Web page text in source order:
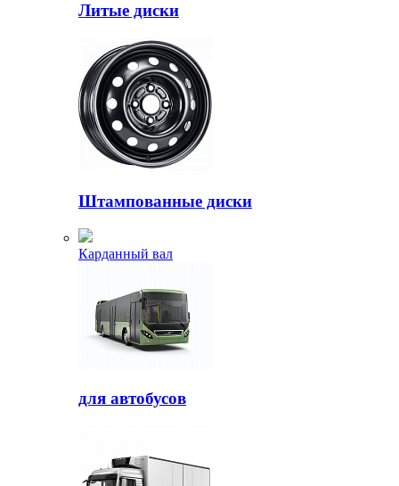
Литые диски
Штампованные диски
Карданный вал
для автобусов